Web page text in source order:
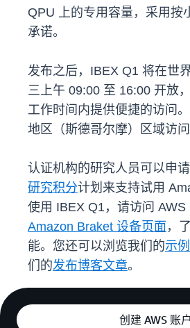
QPU 上的专用容量，采用按
承诺。
发布之后，IBEX Q1 将在世
三上午 09:00 至 16:00 开放
工作时间内提供便捷的访问
地区（斯德哥尔摩）区域访问
认证机构的研究人员可以申
研究积分计划来支持试用
使用 IBEX Q1，请访问 AWS
Amazon Braket 设备页面 ，
能。您还可以浏览我们的示
们的发布博客文章。
创建 AWS 账户